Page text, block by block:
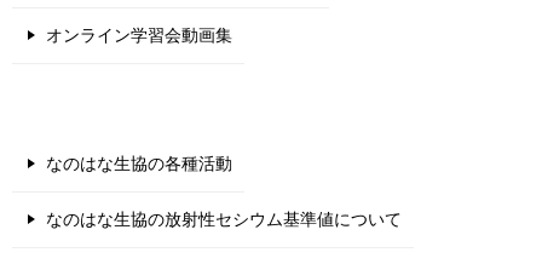
オンライン学習会動画集
なのはな生協の各種活動
なのはな生協の放射性セシウム基準値について